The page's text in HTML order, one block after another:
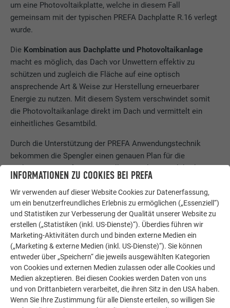
um eine Photovoltaikplatte, welche in diesem Fall
gemeinsam mit der typischen PREFA Dachplatte R.16 verlegt
wurde.
Die Kombination aus Dachplatte und Photovoltaikanlage
macht es möglich, das Dach vor Unwettern effektiv zu
schützen und zugleich die Fläche auf eine optisch
ansprechende Art & Weise zur Herstellung erneuerbarer
Energie zu nutzen. Mit diesem System verschwindet somit
die Photovoltaikanlage direkt im Dach und vermittelt ein
einheitliches Gesamtbild.
Durch die Unterstützung der PREFA Anwendungstechnik
bekommen die Spengler einen genauen Plan für die
Verlegung zur Verfügung gestellt. Spengler und Elektriker
arbeiten auf der Baustelle Hand in Hand zusammen.
Der Gebietsverkaufsleiter von Tirol Manfred Ossanna und
PREFA Spenglermeiser Felix Gruber waren von Beginn bis zur
Fertigstellung des Objektes involviert und dienten als
Unterstützung bei der erstmaligen Verlegung.
Für den fachkundigen Spenglermeister kamen für sein
Eigenheim nur diehochwertigen Produkte von PREFAin
Frage.
Die Langlebigkeit der Produkte , die einfache
INFORMATIONEN ZU COOKIES BEI PREFA
Wir verwenden auf dieser Website Cookies zur Datenerfassung,
um ein benutzerfreundliches Erlebnis zu ermöglichen („Essenziell“)
und Statistiken zur Verbesserung der Qualität unserer Website zu
erstellen („Statistiken (inkl. US-Dienste)“). Überdies führen wir
Marketing-Aktivitäten durch und binden externe Medien ein
(„Marketing & externe Medien (inkl. US-Dienste)“). Sie können
entweder über „Speichern“ die jeweils ausgewählten Kategorien
von Cookies und externen Medien zulassen oder alle Cookies und
Medien akzeptieren. Bei diesen Cookies werden Daten von uns
und von Drittanbietern verarbeitet, die ihren Sitz in den USA haben.
Wenn Sie Ihre Zustimmung für alle Dienste erteilen, so willigen Sie